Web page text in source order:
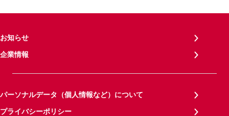
お知らせ
企業情報
パーソナルデータ（個人情報など）について
プライバシーポリシー